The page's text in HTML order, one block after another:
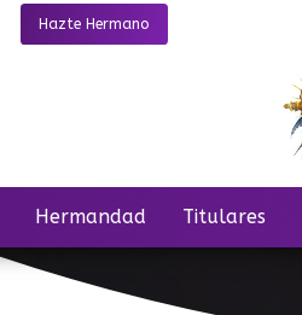
Hazte Hermano
Hermandad Titulares